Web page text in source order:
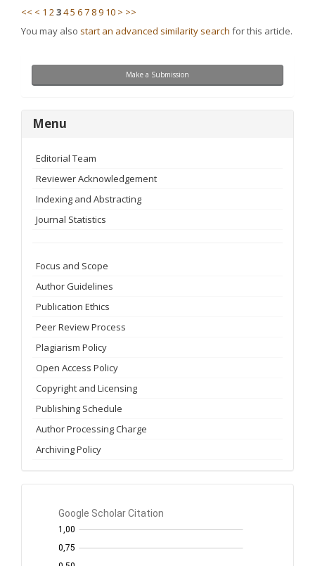
<< < 1 2345 67 89 10 > >>
You may also start an advanced similarity search for this article.
Make
Submission
Make a Submission
menu
Menu
Editorial Team
Reviewer Acknowledgement
Indexing and Abstracting
Journal Statistics
Focus and Scope
Author Guidelines
Publication Ethics
Peer Review Process
Plagiarism Policy
Open Access Policy
Copyright and Licensing
Publishing Schedule
Author Processing Charge
Archiving Policy
GS
Citation
year